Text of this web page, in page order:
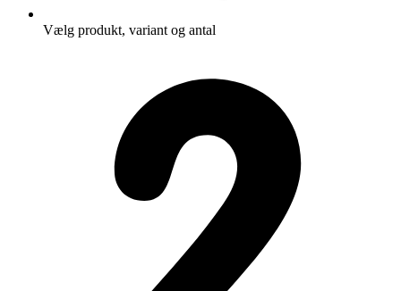
Vælg produkt, variant og antal